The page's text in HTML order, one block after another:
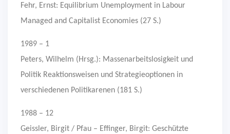
Fehr, Ernst: Equilibrium Unemployment in Labour
Managed and Capitalist Economies (27 S.)
1989 – 1
Peters, Wilhelm (Hrsg.): Massenarbeitslosigkeit und
Politik Reaktionsweisen und Strategieoptionen in
verschiedenen Politikarenen (181 S.)
1988 – 12
Geissler, Birgit / Pfau – Effinger, Birgit: Geschützte